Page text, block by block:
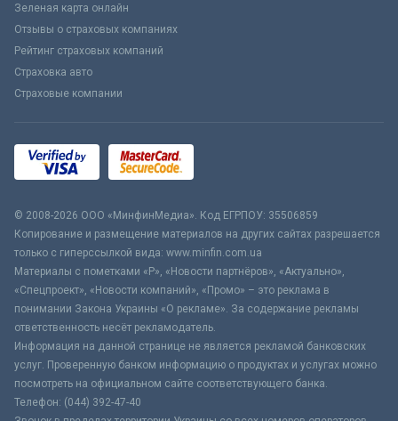
Зеленая карта онлайн
Отзывы о страховых компаниях
Рейтинг страховых компаний
Страховка авто
Страховые компании
© 2008-2026 ООО «МинфинМедиа». Код ЕГРПОУ: 35506859
Копирование и размещение материалов на других сайтах разрешается
только с гиперссылкой вида: www.minfin.com.ua
Материалы с пометками «Р», «Новости партнёров», «Актуально»,
«Спецпроект», «Новости компаний», «Промо» – это реклама в
понимании Закона Украины «О рекламе». За содержание рекламы
ответственность несёт рекламодатель.
Информация на данной странице не является рекламой банковских
услуг. Проверенную банком информацию о продуктах и услугах можно
посмотреть на официальном сайте соответствующего банка.
Телефон: (044) 392-47-40